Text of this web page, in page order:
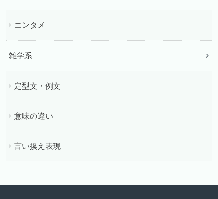
エンタメ
雑学系
定型文・例文
意味の違い
言い換え表現